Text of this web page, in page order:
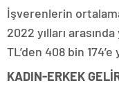
İşverenlerin
2022 yılları
TL’den 408 bin 174’e
KADIN-ERKEK